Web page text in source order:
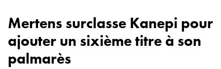
Mertens surclasse Kanepi pour
ajouter un sixième titre à son
palmarès